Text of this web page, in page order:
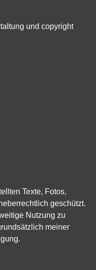
und copyright
Texte, Fotos,
geschützt.
Nutzung zu
meiner